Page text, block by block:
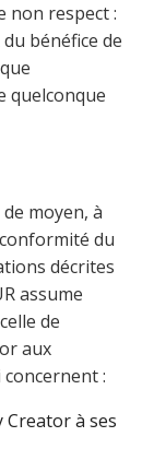
non respect :
du bénéfice de
quelconque
moyen, à
du
décrites
assume
de
aux
:
Creator à ses